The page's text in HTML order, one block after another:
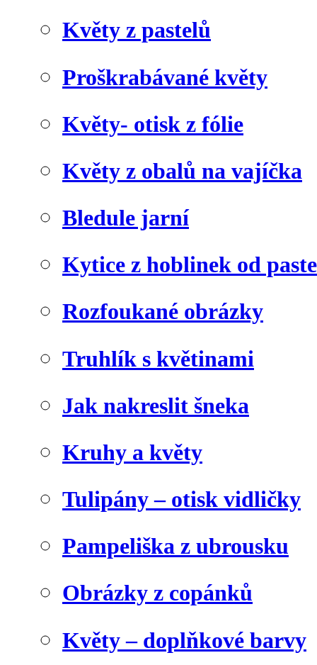
Květy z pastelů
Proškrabávané květy
Květy- otisk z fólie
Květy z obalů na vajíčka
Bledule jarní
Kytice z hoblinek od
Rozfoukané obrázky
Truhlík s květinami
Jak nakreslit šneka
Kruhy a květy
Tulipány – otisk vidličky
Pampeliška z ubrousku
Obrázky z copánků
Květy – doplňkové barvy